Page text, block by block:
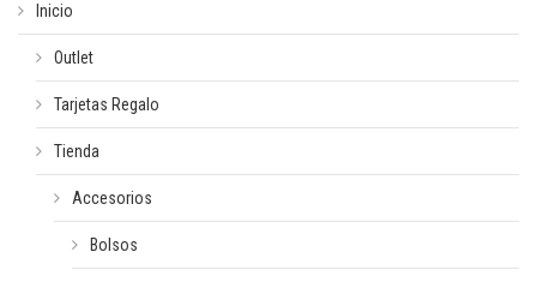
Inicio
Outlet
Tarjetas Regalo
Tienda
Accesorios
Bolsos